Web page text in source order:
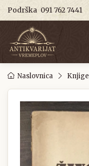
Podrška 091 762 7441
Naslovnica Knjige